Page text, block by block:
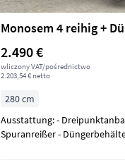
2.490 €
wliczony VAT/pośrednictwo
2.203,54 € netto
280 cm
Ausstattung: - Dreipunktanbau -
Spuranreißer -